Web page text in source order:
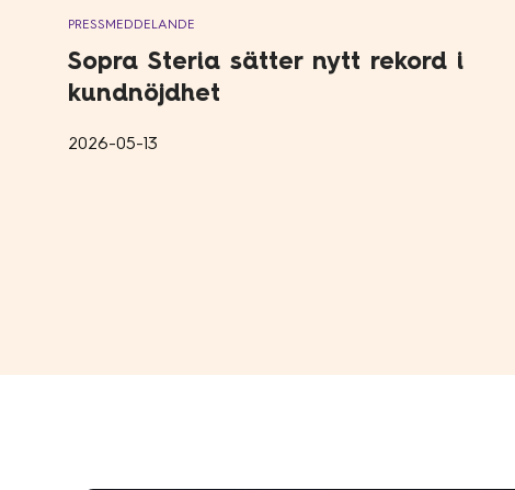
PRESSMEDDELANDE
Sopra Steria sätter nytt rekord i
kundnöjdhet
2026-05-13